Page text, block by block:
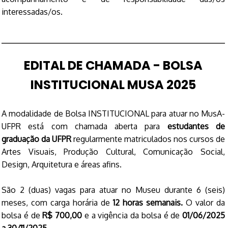
interessadas/os.
EDITAL DE CHAMADA - BOLSA
INSTITUCIONAL MUSA 2025
A modalidade de Bolsa INSTITUCIONAL para atuar no MusA-
UFPR está com chamada aberta para estudantes de
graduação da UFPRregularmente matriculados nos cursos de
Artes Visuais, Produção Cultural, Comunicação Social,
Design, Arquitetura e áreas afins.
São 2 (duas) vagas para atuar no Museu durante 6 (seis)
meses, com carga horária de12 horas semanais. O valor da
bolsa é deR$ 700,00 e a vigência da bolsa é de 01/06/2025